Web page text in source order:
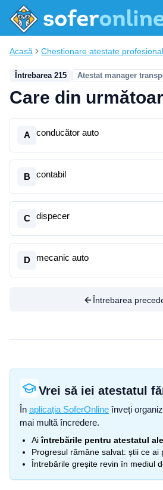
Acasă Chestionare atestate
Întrebarea 215 Atestat manager
Care din
A conducător auto
B contabil
C dispecer
D mecanic auto
Întrebarea
Vrei să iei atestatul
În aplicația SoferOnline înveți
mai multă încredere.
Aiîntrebările pentru atestatul
Progresul rămâne salvat: știi ce
Întrebările greșite revin în mediul